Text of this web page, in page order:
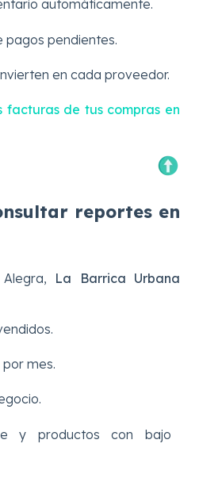
automáticamente.
pagos pendientes.
en cada proveedor.
facturas de tus compras en
reportes en
La Barrica Urbana
mes.
y productos con bajo